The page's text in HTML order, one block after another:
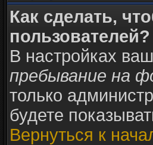
Как сделать,
пользователей?
В настройках
пребывание на
только
будете
Вернуться к